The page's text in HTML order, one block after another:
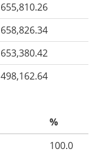
655,810.26
658,826.34
653,380.42
498,162.64
%
100.0